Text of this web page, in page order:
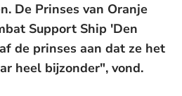
De Prinses van Oranje
Support Ship 'Den
de prinses aan dat ze het
heel bijzonder", vond.